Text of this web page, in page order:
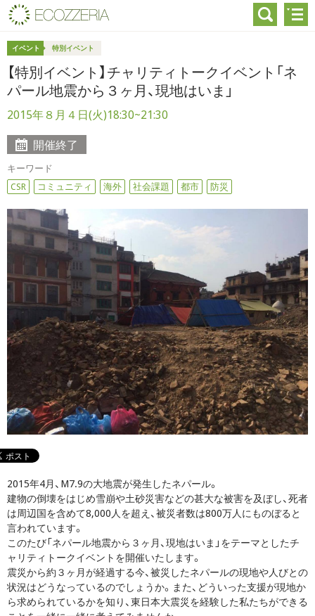
イベント 特別イベント
【特別イベント】チャリティトークイベント「ネ
パール地震から３ヶ月、現地はいま」
2015年８月４日(火)18:30~21:30
開催終了
キーワード
CSR
コミュニティ 海外 社会課題 都市 防災
2015年4月、M7.9の大地震が発生したネパール。
建物の倒壊をはじめ雪崩や土砂災害などの甚大な被害を及ぼし、死者
は周辺国を含めて8,000人を超え、被災者数は800万人にものぼると
言われています。
このたび「ネパール地震から３ヶ月、現地はいま」をテーマとしたチ
ャリティトークイベントを開催いたします。
震災から約３ヶ月が経過する今、被災したネパールの現地や人びとの
状況はどうなっているのでしょうか。また、どういった支援が現地か
ら求められているかを知り、東日本大震災を経験した私たちができる